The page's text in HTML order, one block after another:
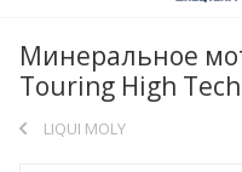
Минеральное
Touring High
LIQUI MOLY